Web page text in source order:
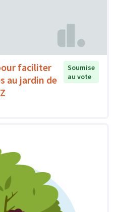
faciliter
au jardin de
Soumise
au vote